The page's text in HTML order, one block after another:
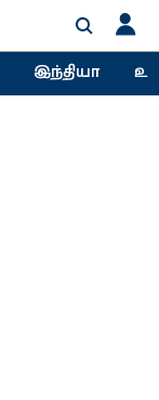
இந்தியா